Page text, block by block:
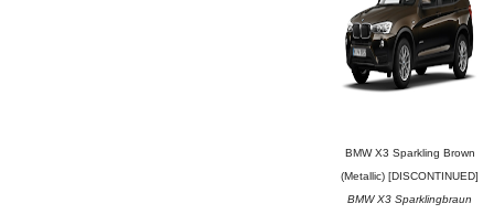
BMW X3 Sparkling Brown
(Metallic) [DISCONTINUED]
BMW X3 Sparklingbraun